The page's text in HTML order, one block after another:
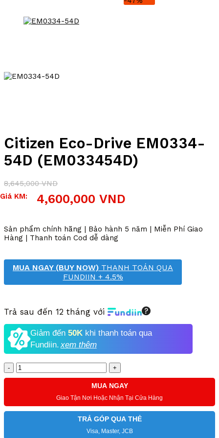
Citizen Eco-Drive EM0334-
54D (EM033454D)
8,645,000VND
Giá
4,600,000 VND
Giá
4,600,000 VND.
Giá KM:
Sản phẩm chính hãng | Bảo hành 5 năm | Miễn Phí Giao
Hàng | Thanh toán Cod dễ dàng
MUA NGAY (BUY NOW) THANH TOÁN QUA
FUNDIIN + 4.5%
Trả sau đến 12 tháng với
Giảm đến 50K khi thanh toán qua
Fundiin.xem thêm
Số
lượng
MUA NGAY
Giao Tận Nơi Hoặc Nhận Tại Cửa Hàng
TRẢ GÓP QUA THẺ
Visa, Master, JCB